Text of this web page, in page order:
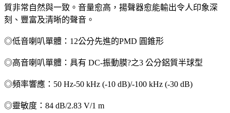
質非常自然與一致。音量愈高，揚聲器愈能輸出令人印象深
刻、豐富及清晰的聲音。
◎低音喇叭單體：12公分先進的PMD 圓錐形
◎高音喇叭單體：具有 DC-振動膜?之3 公分鋁質半球型
◎頻率響應：50 Hz-50 kHz (-10 dB)/-100 kHz (-30 dB)
◎靈敏度：84 dB/2.83 V/1 m